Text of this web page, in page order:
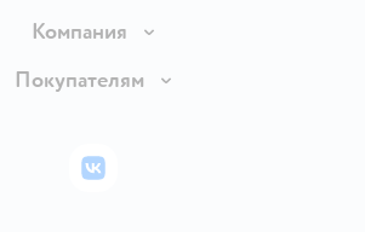
Доставка и оплата
Правила продажи
использования файлов cookie
Компания
Вакансии
Покупателям
Бонусные карты
ВКонтакте